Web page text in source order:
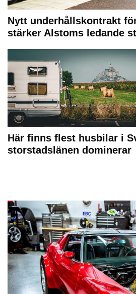
Nytt underhållskontrakt
stärker Alstoms ledande
Här finns flest husbilar i
storstadslänen dominerar